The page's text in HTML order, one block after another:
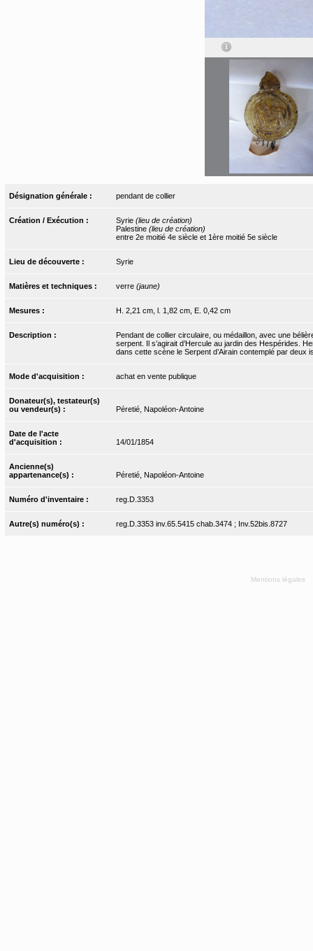
Désignation générale : pendant de collier
Création / Exécution : Syrie (lieu de création)
Palestine (lieu de création)
entre 2e moitié 4e siècle et 1ère moitié 5e siècle
Lieu de découverte : Syrie
Matières et techniques : verre (jaune)
Mesures : H. 2,21 cm, l. 1,82 cm, E. 0,42 cm
Description :
Pendant de collier circulaire, ou médaillon, avec une
serpent. Il s’agirait d’Hercule au jardin des Hespérides.
dans cette scène le Serpent d’Airain contemplé par
Mode d'acquisition : achat en vente publique
Donateur(s), testateur(s)
ou vendeur(s) :
Péretié, Napoléon-Antoine
Date de l'acte
d'acquisition :
14/01/1854
Ancienne(s)
appartenance(s) :
Péretié, Napoléon-Antoine
Numéro d'inventaire : reg.D.3353
Autre(s) numéro(s) : reg.D.3353 inv.65.5415 chab.3474 ; Inv.52bis.8727
Mentions légales